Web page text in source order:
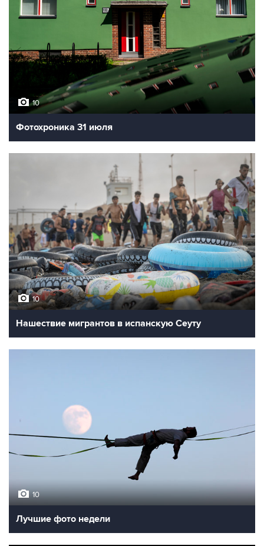
10
Фотохроника 31 июля
10
Нашествие мигрантов в испанскую Сеуту
10
Лучшие фото недели